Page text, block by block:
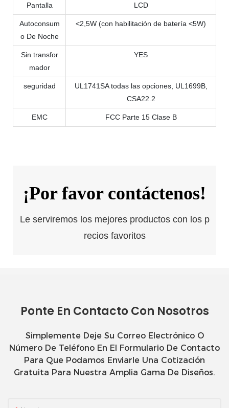
Pantalla LCD
Autoconsum
o De Noche
<2,5W (con habilitación de batería <5W)
Sin transfor
mador
YES
seguridad
UL1741SA todas las opciones, UL1699B,
CSA22.2
EMC FCC Parte 15 Clase B
¡Por favor contáctenos!
Le serviremos los mejores productos con los p
recios favoritos
Ponte En Contacto Con Nosotros
Simplemente Deje Su Correo Electrónico O
Número De Teléfono En El Formulario De Contacto
Para Que Podamos Enviarle Una Cotización
Gratuita Para Nuestra Amplia Gama De Diseños.